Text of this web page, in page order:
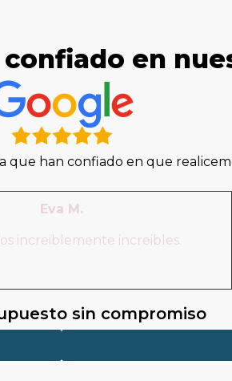
en
que han confiado en que
Eva M.
increiblemente increibles.
sin compromiso